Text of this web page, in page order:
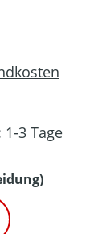
3 Tage